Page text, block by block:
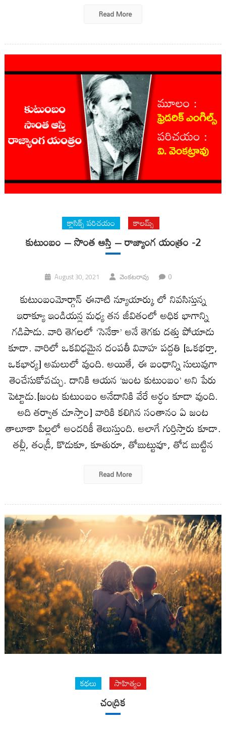
Read More
క్లాసిక్స్ ప‌రిచ‌యం కాలమ్స్
కుటుంబం – సొంత ఆస్తి – రాజ్యాంగ యంత్రం -2
August 30, 2021 వెంకటరావు 0
కుటుంబంమోర్గాన్ ఈనాటి న్యూయార్కు లో నివసిస్తున్న
ఇరాక్యూ ఇండియన్ల మధ్య తన జీవితంలో అధిక భాగాన్ని
గడిపాడు. వారి తెగలలో ‘సెనేకా’ అనే తెగకు దత్తు పోయాడు
కూడా. వారిలో ఒకవిధమైన దంపతీ వివాహ పద్దతి [ఒకభర్తా,
ఒకభార్య] అమలులో వుంది. అయితే, ఈ బంధాన్ని సులువుగా
తెంచేసుకోవచ్చు. దానికి ఆయన ‘జంట కుటుంబం’ అని పేరు
పెట్టాడు.[జంట కుటుంబం అనేదానికి వేరే అర్ధం కూడా వుంది.
అది తర్వాత చూస్తాం] వారికి కలిగిన సంతానం ఏ జంట
తాలూకా పిల్లలో అందరికీ తెలుస్తుంది. అలాగే గుర్తిస్తారు కూడా.
తల్లీ, తండ్రీ, కొడుకూ, కూతురూ, తోబుట్టువూ, తోడ బుట్టిన
Read More
కథలు సాహిత్యం
చంద్రిక‌